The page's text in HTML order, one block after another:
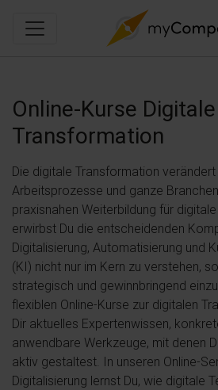
Online-Kurse Digitale
Transformation
Die digitale Transformation
Arbeitsprozesse und ganze
praxisnahen Weiterbildung für
erwirbst Du die entscheidenden
Digitalisierung, Automatisierung und
(KI) nicht nur im Kern zu verstehen,
strategisch und gewinnbringend
flexiblen Online-Kurse zur digitalen
Dir aktuelles Expertenwissen,
anwendbare Werkzeuge, mit denen
aktiv gestaltest. In unseren Online-
Digitalisierung lernst Du, wie digitale